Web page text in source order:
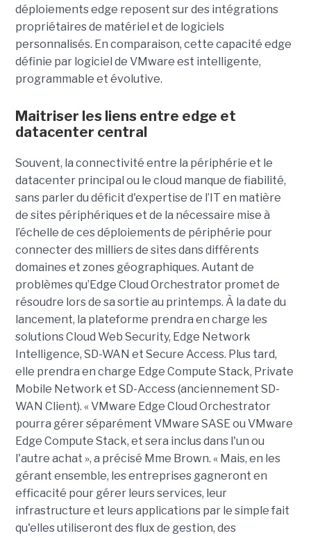
déploiements edge reposent sur des intégrations
propriétaires de matériel et de logiciels
personnalisés. En comparaison, cette capacité edge
définie par logiciel de VMware est intelligente,
programmable et évolutive.
Maitriser les liens entre edge et
datacenter central
Souvent, la connectivité entre la périphérie et le
datacenter principal ou le cloud manque de fiabilité,
sans parler du déficit d'expertise de l’IT en matière
de sites périphériques et de la nécessaire mise à
l’échelle de ces déploiements de périphérie pour
connecter des milliers de sites dans différents
domaines et zones géographiques. Autant de
problèmes qu’Edge Cloud Orchestrator promet de
résoudre lors de sa sortie au printemps. À la date du
lancement, la plateforme prendra en charge les
solutions Cloud Web Security, Edge Network
Intelligence, SD-WAN et Secure Access. Plus tard,
elle prendra en charge Edge Compute Stack, Private
Mobile Network et SD-Access (anciennement SD-
WAN Client). « VMware Edge Cloud Orchestrator
pourra gérer séparément VMware SASE ou VMware
Edge Compute Stack, et sera inclus dans l'un ou
l'autre achat », a précisé Mme Brown. « Mais, en les
gérant ensemble, les entreprises gagneront en
efficacité pour gérer leurs services, leur
infrastructure et leurs applications par le simple fait
qu'elles utiliseront des flux de gestion, des